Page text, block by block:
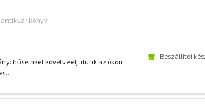
antikvár könyv
hőseinket követve eljutunk az ókori
Beszállítói